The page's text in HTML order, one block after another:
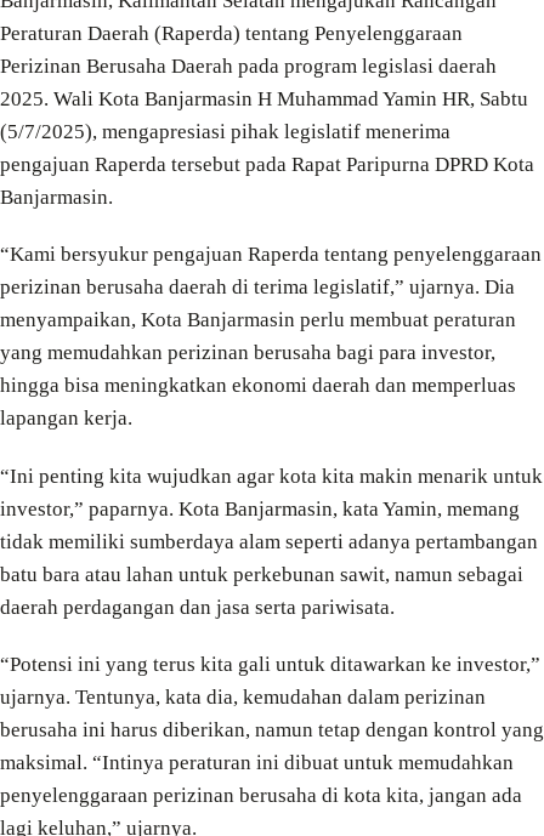
Peraturan Daerah (Raperda) tentang Penyelenggaraan
Perizinan Berusaha Daerah pada program legislasi daerah
2025. Wali Kota Banjarmasin H Muhammad Yamin HR, Sabtu
(5/7/2025), mengapresiasi pihak legislatif menerima
pengajuan Raperda tersebut pada Rapat Paripurna DPRD Kota
Banjarmasin.
“Kami bersyukur pengajuan Raperda tentang penyelenggaraan
perizinan berusaha daerah di terima legislatif,” ujarnya. Dia
menyampaikan, Kota Banjarmasin perlu membuat peraturan
yang memudahkan perizinan berusaha bagi para investor,
hingga bisa meningkatkan ekonomi daerah dan memperluas
lapangan kerja.
“Ini penting kita wujudkan agar kota kita makin menarik untuk
investor,” paparnya. Kota Banjarmasin, kata Yamin, memang
tidak memiliki sumberdaya alam seperti adanya pertambangan
batu bara atau lahan untuk perkebunan sawit, namun sebagai
daerah perdagangan dan jasa serta pariwisata.
“Potensi ini yang terus kita gali untuk ditawarkan ke investor,”
ujarnya. Tentunya, kata dia, kemudahan dalam perizinan
berusaha ini harus diberikan, namun tetap dengan kontrol yang
maksimal. “Intinya peraturan ini dibuat untuk memudahkan
penyelenggaraan perizinan berusaha di kota kita, jangan ada
lagi keluhan,” ujarnya.